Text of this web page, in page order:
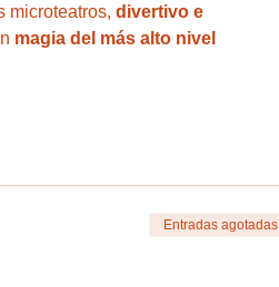
microteatros, divertivo e
magia del más alto nivel
Entradas agotadas